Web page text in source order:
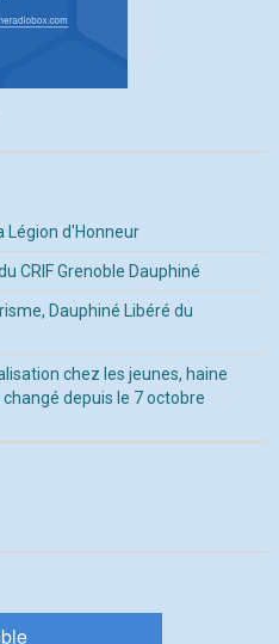
Légion d'Honneur
CRIF Grenoble Dauphiné
Dauphiné Libéré du
chez les jeunes, haine
depuis le 7 octobre